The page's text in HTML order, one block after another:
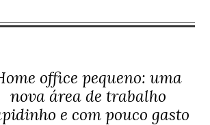
office pequeno: uma
nova área de trabalho
e com pouco gasto